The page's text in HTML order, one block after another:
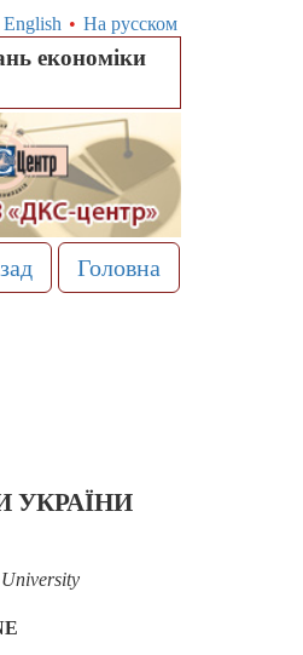
English • На русском
економіки
Головна
УКРАЇНИ